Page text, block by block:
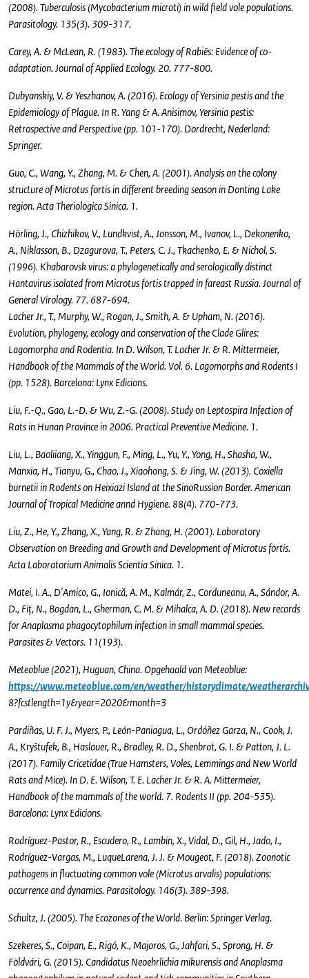
(2008). Tuberculosis (Mycobacterium microti) in wild field vole populations.
Parasitology. 135(3). 309-317.
Carey, A. & McLean, R. (1983). The ecology of Rabiës: Evidence of co-
adaptation. Journal of Applied Ecology. 20. 777-800.
Dubyanskiy, V. & Yeszhanov, A. (2016). Ecology of Yersinia pestis and the
Epidemiology of Plague. In R. Yang & A. Anisimov, Yersinia pestis:
Retrospective and Perspective (pp. 101-170). Dordrecht, Nederland:
Springer.
Guo, C., Wang, Y., Zhang, M. & Chen, A. (2001). Analysis on the colony
structure of Microtus fortis in different breeding season in Donting Lake
region. Acta Theriologica Sinica. 1.
Hörling, J., Chizhikov, V., Lundkvist, A., Jonsson, M., Ivanov, L., Dekonenko,
A., Niklasson, B., Dzagurova, T., Peters, C. J., Tkachenko, E. & Nichol, S.
(1996). Khabarovsk virus: a phylogenetically and serologically distinct
Hantavirus isolated from Microtus fortis trapped in fareast Russia. Journal of
General Virology. 77. 687-694.
Lacher Jr., T., Murphy, W., Rogan, J., Smith, A. & Upham, N. (2016).
Evolution, phylogeny, ecology and conservation of the Clade Glires:
Lagomorpha and Rodentia. In D. Wilson, T. Lacher Jr. & R. Mittermeier,
Handbook of the Mammals of the World. Vol. 6. Lagomorphs and Rodents I
(pp. 1528). Barcelona: Lynx Edicions.
Liu, F.-Q., Gao, L.-D. & Wu, Z.-G. (2008). Study on Leptospira Infection of
Rats in Hunan Province in 2006. Practical Preventive Medicine. 1.
Liu, L., Baoliiang, X., Yinggun, F., Ming, L., Yu, Y., Yong, H., Shasha, W.,
Manxia, H., Tianyu, G., Chao, J., Xiaohong, S. & Jing, W. (2013). Coxiella
burnetii in Rodents on Heixiazi Island at the SinoRussion Border. American
Journal of Tropical Medicine annd Hygiene. 88(4). 770-773.
Liu, Z., He, Y., Zhang, X., Yang, R. & Zhang, H. (2001). Laboratory
Observation on Breeding and Growth and Development of Microtus fortis.
Acta Laboratorium Animalis Scientia Sinica. 1.
Matei, I. A., D'Amico, G., Ionică, A. M., Kalmár, Z., Corduneanu, A., Sándor, A.
D., Fiţ, N., Bogdan, L., Gherman, C. M. & Mihalca, A. D. (2018). New records
for Anaplasma phagocytophilum infection in small mammal species.
Parasites & Vectors. 11(193).
Meteoblue (2021), Huguan, China. Opgehaald van Meteoblue:
https://www.meteoblue.com/en/weather/historyclimate/
8?fcstlength=1y&year=2020&month=3
Pardiñas, U. F. J., Myers, P., León-Paniagua, L., Ordóñez Garza, N., Cook, J.
A., Kryštufek, B., Haslauer, R., Bradley, R. D., Shenbrot, G. I. & Patton, J. L.
(2017). Family Cricetidae (True Hamsters, Voles, Lemmings and New World
Rats and Mice). In D. E. Wilson, T. E. Lacher Jr. & R. A. Mittermeier,
Handbook of the mammals of the world. 7. Rodents II (pp. 204-535).
Barcelona: Lynx Edicions.
Rodríguez-Pastor, R., Escudero, R., Lambin, X., Vidal, D., Gil, H., Jado, I.,
Rodríguez-Vargas, M., LuqueLarena, J. J. & Mougeot, F. (2018). Zoonotic
pathogens in fluctuating common vole (Microtus arvalis) populations:
occurrence and dynamics. Parasitology. 146(3). 389-398.
Schultz, J. (2005). The Ecozones of the World. Berlin: Springer Verlag.
Szekeres, S., Coipan, E., Rigó, K., Majoros, G., Jahfari, S., Sprong, H. &
Földvári, G. (2015). Candidatus Neoehrlichia mikurensis and Anaplasma